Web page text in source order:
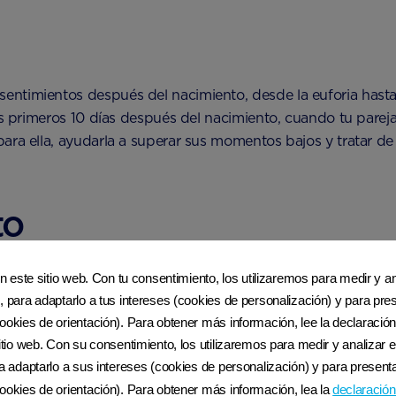
después del nacimiento, desde la euforia
10 días después del nacimiento, cuando tu
ella, ayudarla a superar sus momentos bajos y tratar
sexuales después de dar a luz, pero durante las
sueño mientras se adapta a la nueva rutina, así que lo
este sitio web. Con tu consentimiento, los utilizaremos para medir y
adaptarlo a tus intereses (cookies de personalización) y para
de orientación). Para obtener más información, lee la
web. Con su consentimiento, los utilizaremos para medir y analizar
adaptarlo a sus intereses (cookies de personalización) y para
de orientación). Para obtener más información, lea la